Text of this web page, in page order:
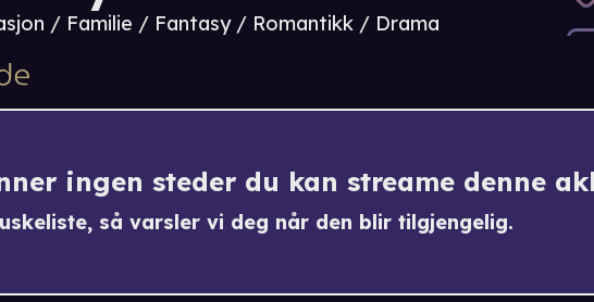
/ Familie / Fantasy / Romantikk / Drama
ingen steder du kan streame denne
så varsler vi deg når den blir tilgjengelig.